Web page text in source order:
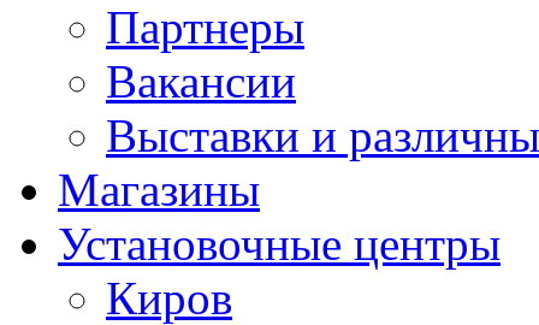
Партнеры
Вакансии
Выставки и
Магазины
Установочные центры
Киров